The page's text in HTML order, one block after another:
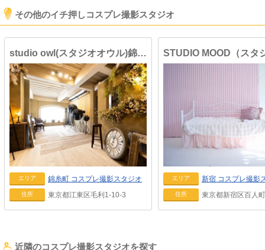
その他のイチ押しコスプレ撮影スタジオ
studio owl(スタジオオウル)錦糸町店
エリア 錦糸町 コスプレ撮影スタジオ
住所 東京都江東区毛利1-10-3
エリア 新宿 コスプレ撮影
住所 東京都新宿区百人
近隣のコスプレ撮影スタジオを探す